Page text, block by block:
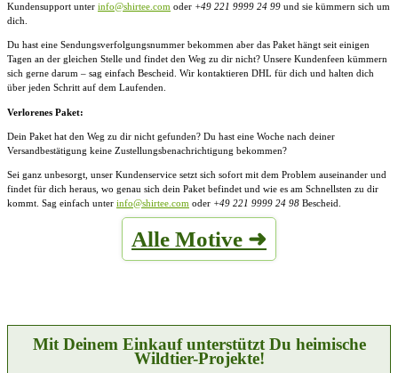
Kundensupport unter info@shirtee.com oder +49 221 9999 24 99 und sie kümmern sich um
dich.
Du hast eine Sendungsverfolgungsnummer bekommen aber das Paket hängt seit einigen
Tagen an der gleichen Stelle und findet den Weg zu dir nicht? Unsere Kundenfeen kümmern
sich gerne darum – sag einfach Bescheid. Wir kontaktieren DHL für dich und halten dich
über jeden Schritt auf dem Laufenden.
Verlorenes Paket:
Dein Paket hat den Weg zu dir nicht gefunden? Du hast eine Woche nach deiner
Versandbestätigung keine Zustellungsbenachrichtigung bekommen?
Sei ganz unbesorgt, unser Kundenservice setzt sich sofort mit dem Problem auseinander und
findet für dich heraus, wo genau sich dein Paket befindet und wie es am Schnellsten zu dir
kommt. Sag einfach unter info@shirtee.com oder +49 221 9999 24 98 Bescheid.
Alle Motive ➜
Mit Deinem Einkauf unterstützt Du heimische
Wildtier-Projekte!